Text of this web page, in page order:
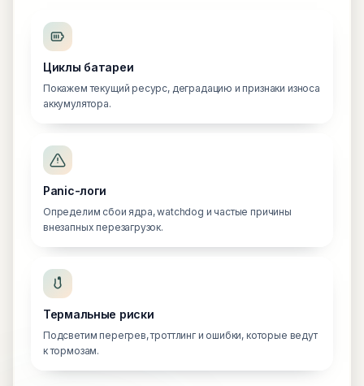
Циклы батареи
Покажем текущий ресурс, деградацию и признаки износа
аккумулятора.
Panic-логи
Определим сбои ядра, watchdog и частые причины
внезапных перезагрузок.
Термальные риски
Подсветим перегрев, троттлинг и ошибки, которые ведут
к тормозам.